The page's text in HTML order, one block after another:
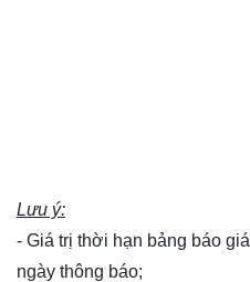
Lưu ý:
- Giá trị thời hạn bảng báo
ngày thông báo;